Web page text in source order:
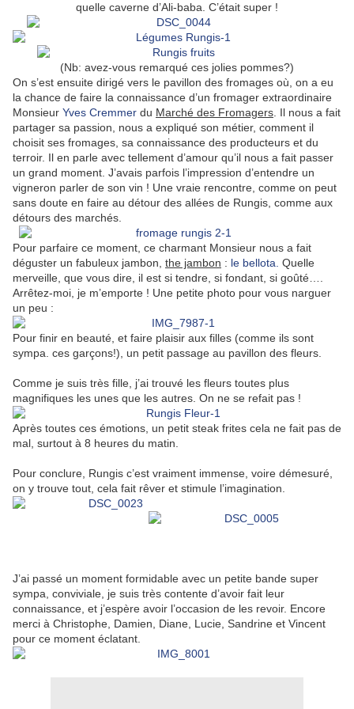
quelle caverne d’Ali-baba. C’était super !
(Nb: avez-vous remarqué ces jolies pommes?)
On s’est ensuite dirigé vers le pavillon des fromages où, on a eu
la chance de faire la connaissance d’un fromager extraordinaire
Monsieur Yves Cremmer du Marché des Fromagers . Il nous a fait
partager sa passion, nous a expliqué son métier, comment il
choisit ses fromages, sa connaissance des producteurs et du
terroir. Il en parle avec tellement d’amour qu’il nous a fait passer
un grand moment. J’avais parfois l’impression d’entendre un
vigneron parler de son vin ! Une vraie rencontre, comme on peut
sans doute en faire au détour des allées de Rungis, comme aux
détours des marchés.
Pour parfaire ce moment, ce charmant Monsieur nous a fait
déguster un fabuleux jambon, the jambon : le bellota. Quelle
merveille, que vous dire, il est si tendre, si fondant, si goûté….
Arrêtez-moi, je m’emporte ! Une petite photo pour vous narguer
un peu :
Pour finir en beauté, et faire plaisir aux filles (comme ils sont
sympa. ces garçons!), un petit passage au pavillon des fleurs.
Comme je suis très fille, j’ai trouvé les fleurs toutes plus
magnifiques les unes que les autres. On ne se refait pas !
Après toutes ces émotions, un petit steak frites cela ne fait pas de
mal, surtout à 8 heures du matin.
Pour conclure, Rungis c’est vraiment immense, voire démesuré,
on y trouve tout, cela fait rêver et stimule l’imagination.
J’ai passé un moment formidable avec un petite bande super
sympa, conviviale, je suis très contente d’avoir fait leur
connaissance, et j’espère avoir l’occasion de les revoir. Encore
merci à Christophe, Damien, Diane, Lucie, Sandrine et Vincent
pour ce moment éclatant.